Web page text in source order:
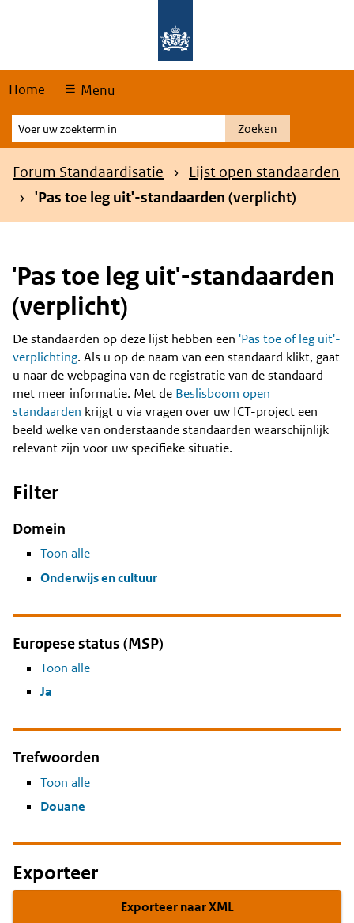
Home Menu
Voer
uw
zoekterm
Zoeken
Kruimelpad
Forum Standaardisatie
Lijst open standaarden
'Pas toe leg uit'-standaarden (verplicht)
'Pas toe leg uit'-standaarden
(verplicht)
Content
De standaarden op deze lijst hebben een 'Pas toe of leg uit'-
verplichting. Als u op de naam van een standaard klikt, gaat
u naar de webpagina van de registratie van de standaard
met meer informatie. Met de Beslisboom open
standaarden krijgt u via vragen over uw ICT-project een
beeld welke van onderstaande standaarden waarschijnlijk
relevant zijn voor uw specifieke situatie.
Filter
Domein
Toon alle
Onderwijs en cultuur
Europese status (MSP)
Toon alle
Ja
Trefwoorden
Toon alle
Douane
Exporteer
Exporteer naar XML